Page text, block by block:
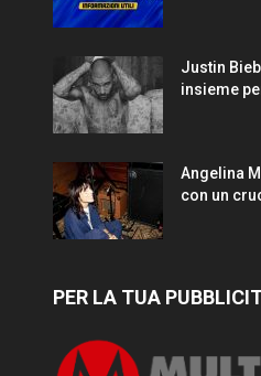
Justin
insieme
Angelina
con un
PER LA TUA